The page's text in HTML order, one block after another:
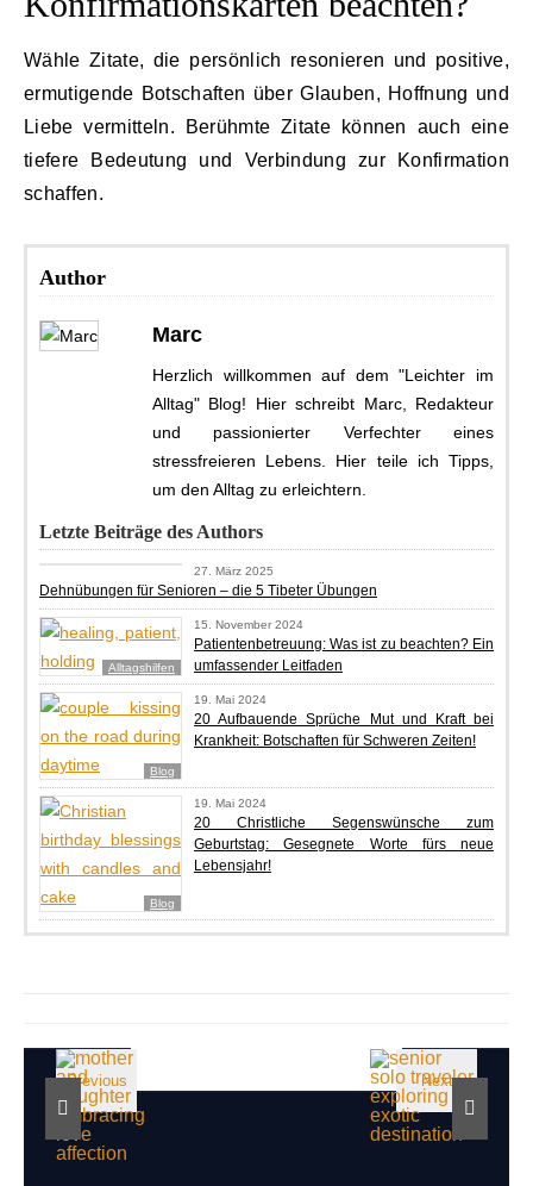
Wähle Zitate, die persönlich resonieren und positive,
ermutigende Botschaften über Glauben, Hoffnung und
Liebe vermitteln. Berühmte Zitate können auch eine
tiefere Bedeutung und Verbindung zur Konfirmation
schaffen.
Author
Marc
Herzlich willkommen auf dem "Leichter im
Alltag" Blog! Hier schreibt Marc, Redakteur
und passionierter Verfechter eines
stressfreieren Lebens. Hier teile ich Tipps,
um den Alltag zu erleichtern.
Letzte Beiträge des Authors
27. März 2025
Dehnübungen für Senioren – die 5 Tibeter Übungen
Alltagshilfen
15. November 2024
Patientenbetreuung: Was ist zu beachten? Ein
umfassender Leitfaden
Blog
19. Mai 2024
20 Aufbauende Sprüche Mut und Kraft bei
Krankheit: Botschaften für Schweren Zeiten!
Blog
19. Mai 2024
20 Christliche Segenswünsche zum
Geburtstag: Gesegnete Worte fürs neue
Lebensjahr!